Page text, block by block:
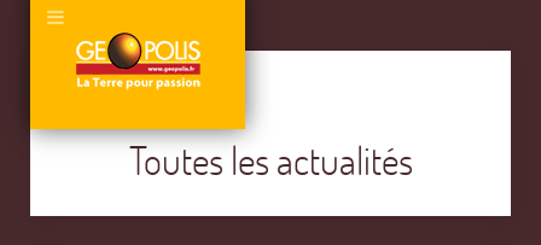
Toutes les actualités